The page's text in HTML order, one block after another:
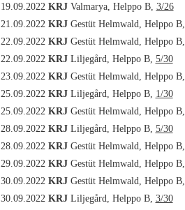
19.09.2022 KRJValmarya, Helppo B, 3/26
21.09.2022 KRJGestüt Helmwald, Helppo B,
22.09.2022 KRJGestüt Helmwald, Helppo B,
22.09.2022 KRJLiljegård, Helppo B, 5/30
23.09.2022 KRJGestüt Helmwald, Helppo B,
25.09.2022 KRJLiljegård, Helppo B, 1/30
25.09.2022 KRJGestüt Helmwald, Helppo B,
28.09.2022 KRJLiljegård, Helppo B, 5/30
28.09.2022 KRJGestüt Helmwald, Helppo B,
29.09.2022 KRJGestüt Helmwald, Helppo B,
30.09.2022 KRJGestüt Helmwald, Helppo B,
30.09.2022 KRJLiljegård, Helppo B, 3/30